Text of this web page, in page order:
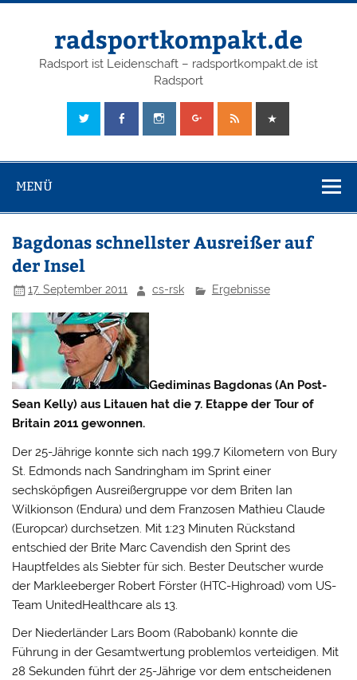
radsportkompakt.de
Radsport ist Leidenschaft – radsportkompakt.de ist
Radsport
MENÜ
Bagdonas schnellster Ausreißer auf
der Insel
17. September 2011 cs-rsk Ergebnisse
Gediminas Bagdonas (An Post-
Sean Kelly) aus Litauen hat die 7. Etappe der Tour of
Britain 2011 gewonnen.
Der 25-Jährige konnte sich nach 199,7 Kilometern von Bury
St. Edmonds nach Sandringham im Sprint einer
sechsköpfigen Ausreißergruppe vor dem Briten Ian
Wilkionson (Endura) und dem Franzosen Mathieu Claude
(Europcar) durchsetzen. Mit 1:23 Minuten Rückstand
entschied der Brite Marc Cavendish den Sprint des
Hauptfeldes als Siebter für sich. Bester Deutscher wurde
der Markleeberger Robert Förster (HTC-Highroad) vom US-
Team UnitedHealthcare als 13.
Der Niederländer Lars Boom (Rabobank) konnte die
Führung in der Gesamtwertung problemlos verteidigen. Mit
28 Sekunden führt der 25-Jährige vor dem entscheidenen